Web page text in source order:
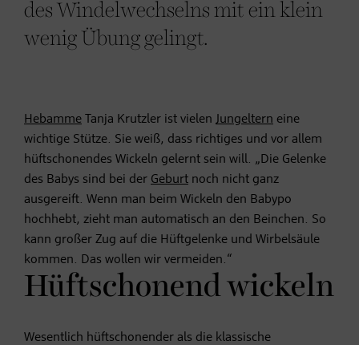
des Windelwechselns mit ein klein
wenig Übung gelingt.
Hebamme Tanja Krutzler ist vielen Jungeltern eine
wichtige Stütze. Sie weiß, dass richtiges und vor allem
hüftschonendes Wickeln gelernt sein will. „Die Gelenke
des Babys sind bei der Geburt noch nicht ganz
ausgereift. Wenn man beim Wickeln den Babypo
hochhebt, zieht man automatisch an den Beinchen. So
kann großer Zug auf die Hüftgelenke und Wirbelsäule
kommen. Das wollen wir vermeiden.“
Hüftschonend wickeln
Wesentlich hüftschonender als die klassische